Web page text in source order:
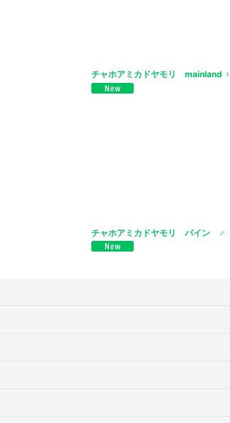
チャホアミカドヤモリ mainland ♀
チャホアミカドヤモリ パイン ♂